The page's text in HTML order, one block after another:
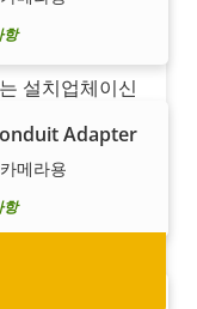
항
Adapter
메라용
항
설치업체이신
법을 찾아보세